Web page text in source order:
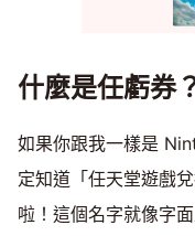
什麼是任虧券
如果你跟我一樣是
定知道「任天堂遊戲
啦！這個名字就像字